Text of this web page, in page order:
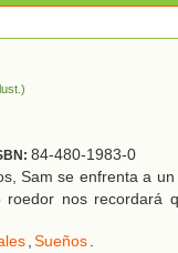
84-480-1983-0
Sam se enfrenta a
nos recordará
,Sueños.